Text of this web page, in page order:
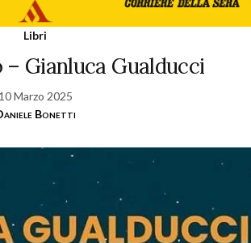
Libri
Gianluca Gualducci
10 Marzo 2025
Bonetti